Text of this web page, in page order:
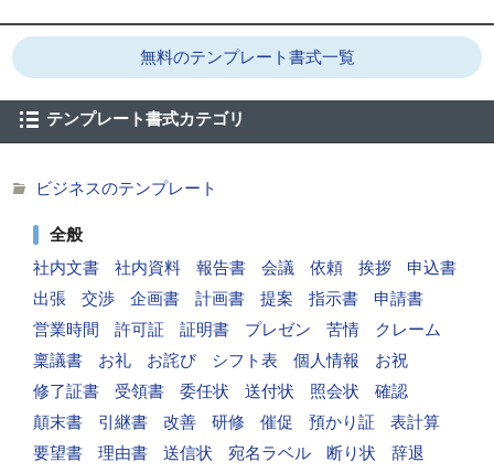
無料のテンプレート書式一覧
テンプレート書式カテゴリ
ビジネスのテンプレート
全般
社内文書
社内資料 報告書 会議 依頼 挨拶
申込書
出張
交渉 企画書 計画書 提案 指示書
申請書
営業時間
許可証 証明書 プレゼン 苦情
クレーム
稟議書
お礼 お詫び シフト表 個人情報
お祝
修了証書
受領書 委任状 送付状 照会状
確認
顛末書
引継書 改善 研修 催促 預かり証
表計算
要望書
理由書 送信状 宛名ラベル 断り状
辞退